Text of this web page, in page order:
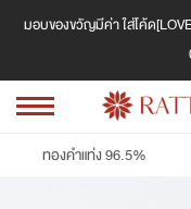
มอบของขวัญมีค่า ใส่โค้ด
ทองคำแท่ง 96.5%